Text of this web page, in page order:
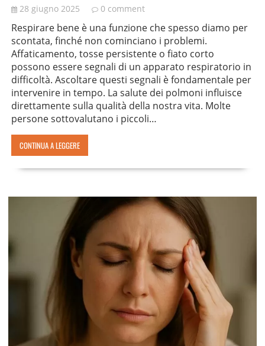
28 giugno 2025 0 comment
Respirare bene è una funzione che spesso diamo per
scontata, finché non cominciano i problemi.
Affaticamento, tosse persistente o fiato corto
possono essere segnali di un apparato respiratorio in
difficoltà. Ascoltare questi segnali è fondamentale per
intervenire in tempo. La salute dei polmoni influisce
direttamente sulla qualità della nostra vita. Molte
persone sottovalutano i piccoli…
CONTINUA A LEGGERE